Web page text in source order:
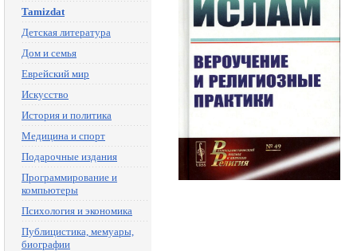
Tamizdat
Детская литература
Дом и семья
Еврейский мир
Искусство
История и политика
Медицина и спорт
Подарочные издания
Программирование и
компьютеры
Психология и экономика
Публицистика, мемуары,
биографии